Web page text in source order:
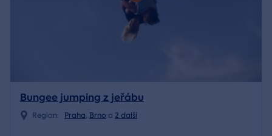
Bungee jumping z jeřábu
Region: Praha, Brno a 2 další